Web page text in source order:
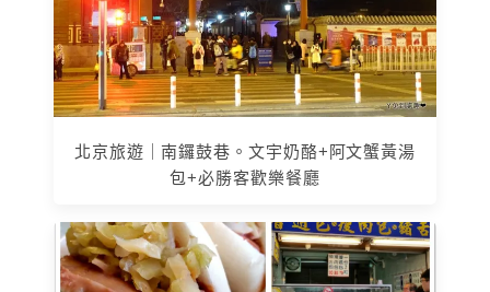
北京旅遊｜南鑼鼓巷。文宇奶酪+阿文蟹黃湯
包+必勝客歡樂餐廳